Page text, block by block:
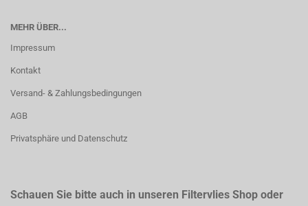
MEHR ÜBER...
Impressum
Kontakt
Versand- & Zahlungsbedingungen
AGB
Privatsphäre und Datenschutz
Schauen Sie bitte auch in unseren Filtervlies Shop oder